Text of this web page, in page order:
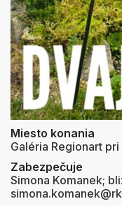
Miesto konania
Galéria Regionart
Zabezpečuje
Simona Komanek;